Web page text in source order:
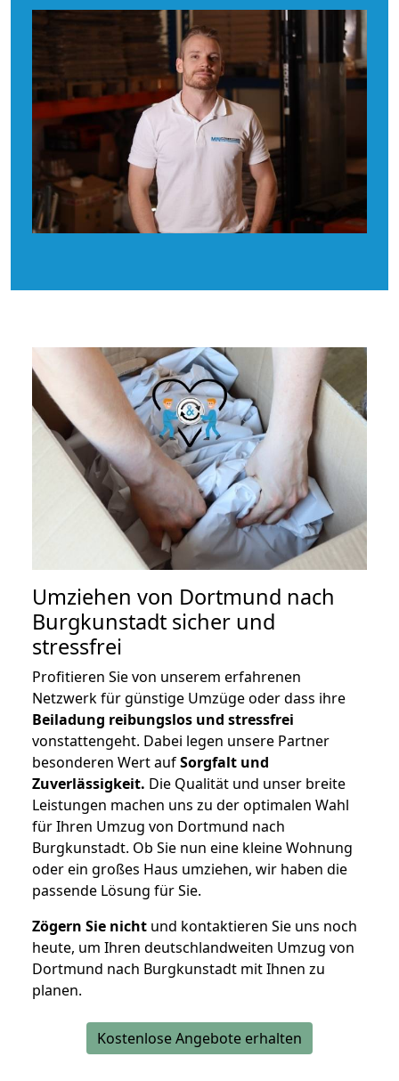
Umziehen von Dortmund nach
Burgkunstadt sicher und
stressfrei
Profitieren Sie von unserem erfahrenen
Netzwerk für günstige Umzüge oder dass ihre
Beiladung reibungslos und stressfrei
vonstattengeht. Dabei legen unsere Partner
besonderen Wert aufSorgfalt und
Zuverlässigkeit. Die Qualität und unser breite
Leistungen machen uns zu der optimalen Wahl
für Ihren Umzug von Dortmund nach
Burgkunstadt. Ob Sie nun eine kleine Wohnung
oder ein großes Haus umziehen, wir haben die
passende Lösung für Sie.
Zögern Sie nicht und kontaktieren Sie uns noch
heute, um Ihren deutschlandweiten Umzug von
Dortmund nach Burgkunstadt mit Ihnen zu
planen.
Kostenlose Angebote erhalten